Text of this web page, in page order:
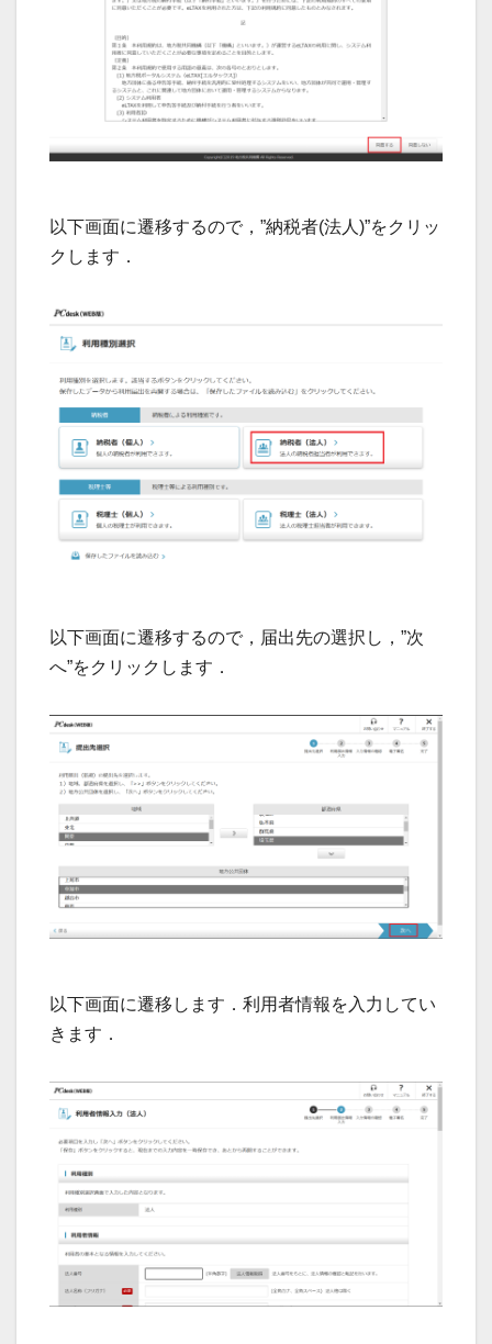
以下画面に遷移するので，”納税者(法人)”をクリッ
クします．
以下画面に遷移するので，届出先の選択し，”次
へ”をクリックします．
以下画面に遷移します．利用者情報を入力してい
きます．